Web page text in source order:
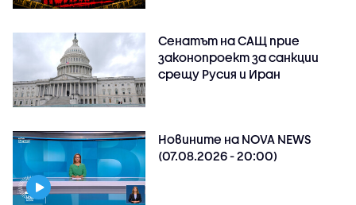
Сенатът на САЩ прие
законопроект за санкции
срещу Русия и Иран
Новините на NOVA NEWS
(07.08.2026 - 20:00)